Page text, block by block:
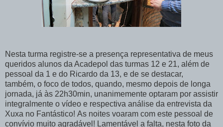
Nesta turma registre-se a presença representativa de meus
queridos alunos da Acadepol das turmas 12 e 21, além de
pessoal da 1 e do Ricardo da 13, e de se destacar,
também, o foco de todos, quando, mesmo depois de longa
jornada, já às 22h30min, unanimemente optaram por assistir
integralmente o vídeo e respectiva análise da entrevista da
Xuxa no Fantást ico! As noites voaram com este pessoal de
convívio muito agradável! Lamentável a falta, nesta foto da